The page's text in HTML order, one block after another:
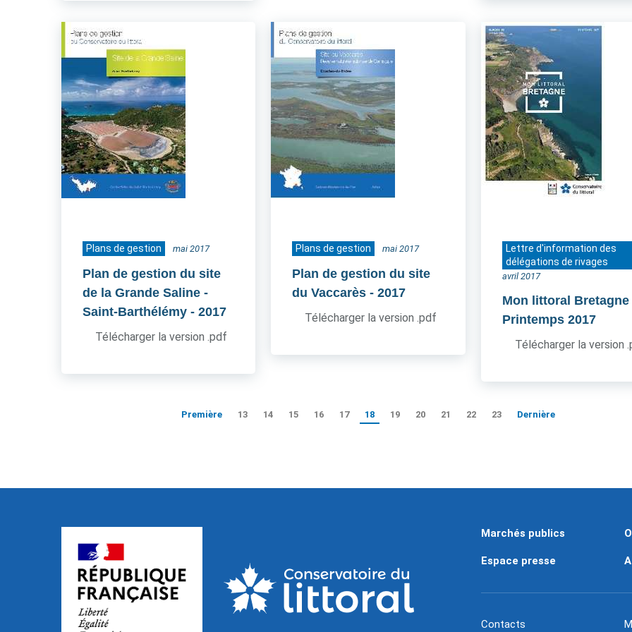
Plans de gestion mai 2017
Plan de gestion du site
de la Grande Saline -
Saint-Barthélémy - 2017
Télécharger la version .pdf
Plans de gestion mai 2017
Plan de gestion du site
du Vaccarès - 2017
Télécharger la version .pdf
Lettre d'information des
délégations de rivages
avril 2017
Mon littoral Bretagne
Printemps 2017
Télécharger la version
Première 13 14 15 16 17 18 19 20 21 22 23 Dernière
Marchés publics
Espace presse
Contacts